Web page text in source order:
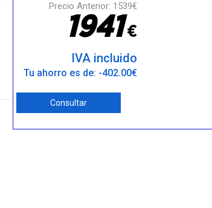
Precio Anterior: 1539€
1941€
IVA incluido
Tu ahorro es de: -402.00€
Consultar